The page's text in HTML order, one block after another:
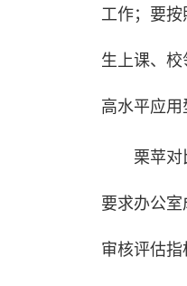
工作；要
生上课、
高水平应用
栗苹对
要求办公
审核评估